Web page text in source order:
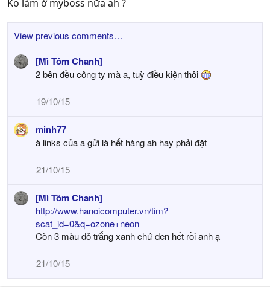
Ko làm ở myboss nữa ah ?
View previous comments…
[Mì Tôm Chanh]
2 bên đều công ty mà a, tuỳ điều kiện thôi
19/10/15
minh77
à links của a gửi là hết hàng ah hay phải đặt
21/10/15
[Mì Tôm Chanh]
http://www.hanoicomputer.vn/tim?
scat_id=0&q=ozone+neon
Còn 3 màu đỏ trắng xanh chứ đen hết rồi anh ạ
21/10/15